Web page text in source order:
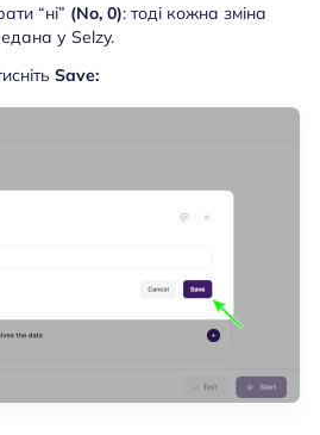
“ні” (No, 0): тоді кожна зміна
у Selzy.
Save: